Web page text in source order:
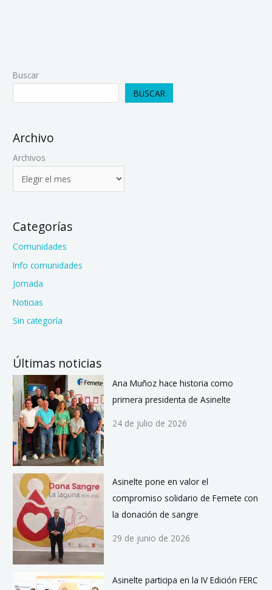
Buscar
BUSCAR
Archivo
Archivos
Categorías
Comunidades
Info comunidades
Jornada
Noticias
Sin categoría
Últimas noticias
Ana Muñoz hace historia como
primera presidenta de Asinelte
24 de julio de 2026
Asinelte pone en valor el
compromiso solidario de Femete con
la donación de sangre
29 de junio de 2026
Asinelte participa en la IV Edición FERC